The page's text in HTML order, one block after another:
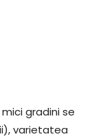
gradini se
varietatea